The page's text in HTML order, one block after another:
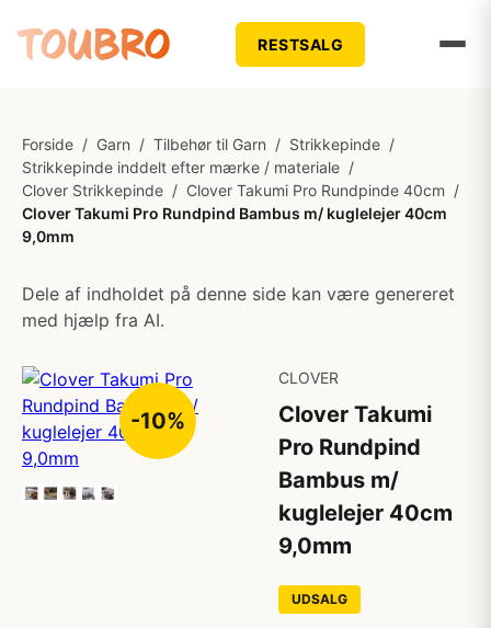
RESTSALG
Forside / Garn / Tilbehør til Garn / Strikkepinde /
Strikkepinde inddelt efter mærke / materiale /
Clover Strikkepinde / Clover Takumi Pro Rundpinde 40cm /
Clover Takumi Pro Rundpind Bambus m/ kuglelejer 40cm
9,0mm
Dele af indholdet på denne side kan være genereret
med hjælp fra AI.
-10%
CLOVER
Clover Takumi
Pro Rundpind
Bambus m/
kuglelejer 40cm
9,0mm
UDSALG